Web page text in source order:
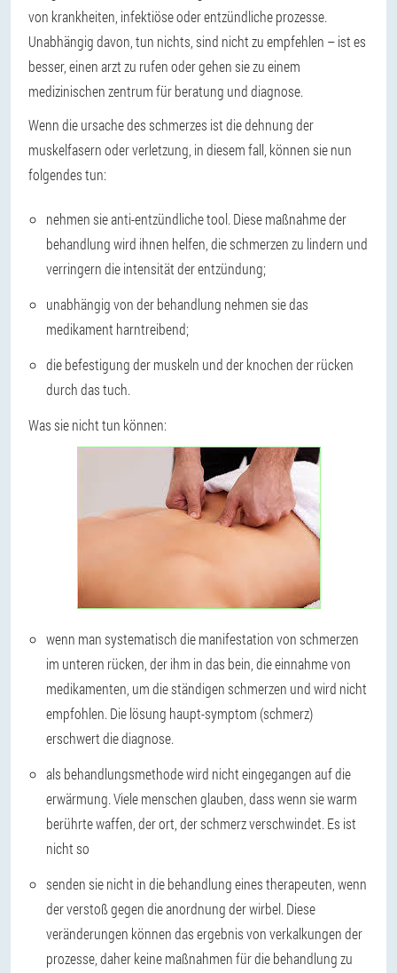
von krankheiten, infektiöse oder entzündliche prozesse.
Unabhängig davon, tun nichts, sind nicht zu empfehlen – ist es
besser, einen arzt zu rufen oder gehen sie zu einem
medizinischen zentrum für beratung und diagnose.
Wenn die ursache des schmerzes ist die dehnung der
muskelfasern oder verletzung, in diesem fall, können sie nun
folgendes tun:
nehmen sie anti-entzündliche tool. Diese maßnahme der
behandlung wird ihnen helfen, die schmerzen zu lindern und
verringern die intensität der entzündung;
unabhängig von der behandlung nehmen sie das
medikament harntreibend;
die befestigung der muskeln und der knochen der rücken
durch das tuch.
Was sie nicht tun können:
wenn man systematisch die manifestation von schmerzen
im unteren rücken, der ihm in das bein, die einnahme von
medikamenten, um die ständigen schmerzen und wird nicht
empfohlen. Die lösung haupt-symptom (schmerz)
erschwert die diagnose.
als behandlungsmethode wird nicht eingegangen auf die
erwärmung. Viele menschen glauben, dass wenn sie warm
berührte waffen, der ort, der schmerz verschwindet. Es ist
nicht so
senden sie nicht in die behandlung eines therapeuten, wenn
der verstoß gegen die anordnung der wirbel. Diese
veränderungen können das ergebnis von verkalkungen der
prozesse, daher keine maßnahmen für die behandlung zu